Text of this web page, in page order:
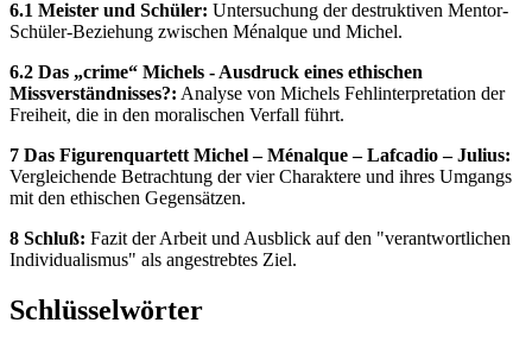
6.1 Meister und Schüler: Untersuchung der destruktiven Mentor-
Schüler-Beziehung zwischen Ménalque und Michel.
6.2 Das „crime“ Michels - Ausdruck eines ethischen
Missverständnisses?: Analyse von Michels Fehlinterpretation der
Freiheit, die in den moralischen Verfall führt.
7 Das Figurenquartett Michel – Ménalque – Lafcadio – Julius:
Vergleichende Betrachtung der vier Charaktere und ihres Umgangs
mit den ethischen Gegensätzen.
8 Schluß: Fazit der Arbeit und Ausblick auf den "verantwortlichen
Individualismus" als angestrebtes Ziel.
Schlüsselwörter